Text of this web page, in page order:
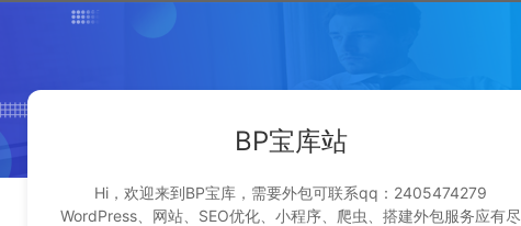
BP宝库站
Hi，欢迎来到BP宝库，需要外包可联系qq：2405474279
WordPress、网站、SEO优化、小程序、爬虫、搭建外包服务应有尽